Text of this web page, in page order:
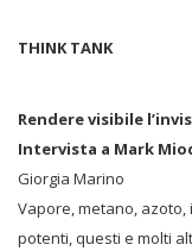
THINK TANK
Rendere visibile
Intervista a Mark
Giorgia Marino
Vapore, metano,
potenti, questi e molti